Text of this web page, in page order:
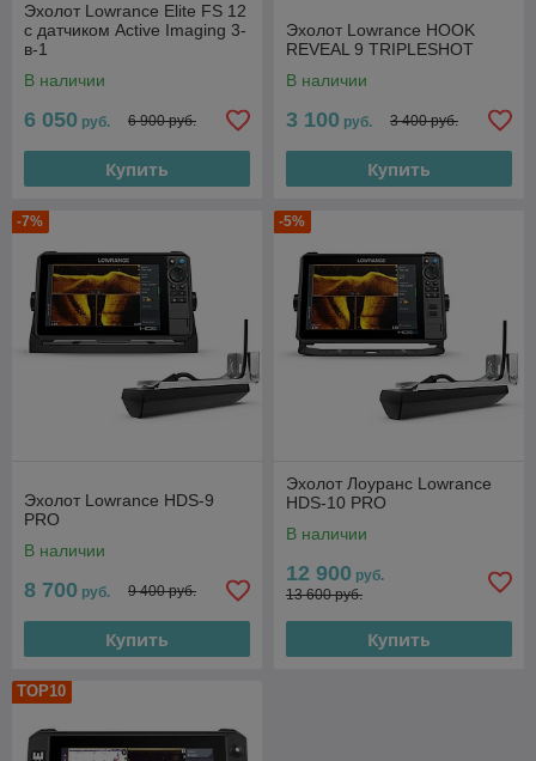
Эхолот Lowrance Elite FS 12
с датчиком Active Imaging 3-
в-1
В наличии
6 050 руб. 6 900 руб.
Купить
Эхолот Lowrance HOOK
REVEAL 9 TRIPLESHOT
В наличии
3 100 руб. 3 400 руб.
Купить
-7%
Эхолот Lowrance HDS-9
PRO
В наличии
8 700 руб. 9 400 руб.
Купить
-5%
Эхолот Лоуранс Lowrance
HDS-10 PRO
В наличии
12 900 руб.
13 600 руб.
Купить
TOP10